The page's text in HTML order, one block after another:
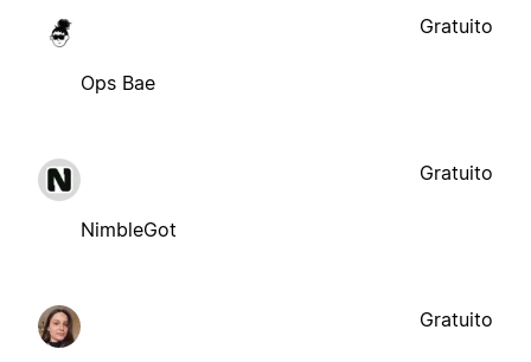
Ops Bae
Gratuito
NimbleGot
Gratuito
Gratuito